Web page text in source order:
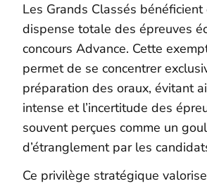
Les Grands Classés bénéficient
dispense totale des épreuves
concours Advance. Cette
permet de se concentrer
préparation des oraux, évitant
intense et l’incertitude des
souvent perçues comme un
d’étranglement par les
Ce privilège stratégique